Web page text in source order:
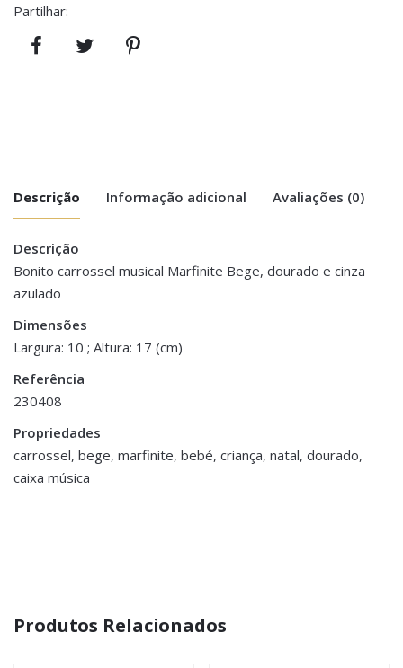
Partilhar:
Descrição Informação adicional Avaliações (0)
Descrição
Bonito carrossel musical Marfinite Bege, dourado e cinza
azulado
Dimensões
Largura: 10 ; Altura: 17 (cm)
Referência
230408
Propriedades
carrossel, bege, marfinite, bebé, criança, natal, dourado,
caixa música
1 kg
Dimensões
There are no reviews yet.
Be the first to review “Carrossel/ Caixa
Musical – Cavalinhos”
You must be <a href="https://www.homeart.pt/minha-
conta/">logged in</a> to post a review.
Produtos Relacionados